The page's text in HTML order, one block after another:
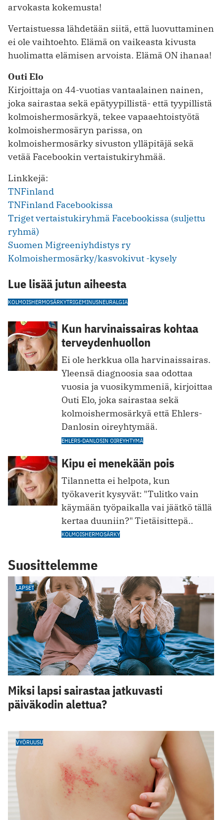
arvokasta kokemusta!
Vertaistuessa lähdetään siitä, että luovuttaminen
ei ole vaihtoehto. Elämä on vaikeasta kivusta
huolimatta elämisen arvoista. Elämä ON ihanaa!
Outi Elo
Kirjoittaja on 44-vuotias vantaalainen nainen,
joka sairastaa sekä epätyypillistä- että tyypillistä
kolmoishermosärkyä, tekee vapaaehtoistyötä
kolmoishermosäryn parissa, on
kolmoishermosärky sivuston ylläpitäjä sekä
vetää Facebookin vertaistukiryhmää.
Linkkejä:
TNFinland
TNFinland Facebookissa
Triget vertaistukiryhmä Facebookissa (suljettu
ryhmä)
Suomen Migreeniyhdistys ry
Kolmoishermosärky/kasvokivut -kysely
Lue lisää jutun aiheesta
KOLMOISHERMOSÄRKYTRIGEMINUSNEURALGIA
Kun harvinaissairas kohtaa
terveydenhuollon
Ei ole herkkua olla harvinaissairas.
Yleensä diagnoosia saa odottaa
vuosia ja vuosikymmeniä, kirjoittaa
Outi Elo, joka sairastaa sekä
kolmoishermosärkyä että Ehlers-
Danlosin oireyhtymää.
EHLERS-DANLOSIN OIREYHTYMÄ
Kipu ei menekään pois
Tilannetta ei helpota, kun
työkaverit kysyvät: "Tulitko vain
käymään työpaikalla vai jäätkö tällä
kertaa duuniin?" Tietäisittepä..
KOLMOISHERMOSÄRKY
Suosittelemme
LAPSET
Miksi lapsi sairastaa jatkuvasti
päiväkodin alettua?
VYÖRUUSU